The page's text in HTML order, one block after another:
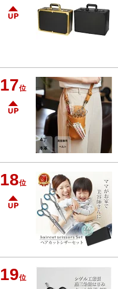
17位
18位
19位